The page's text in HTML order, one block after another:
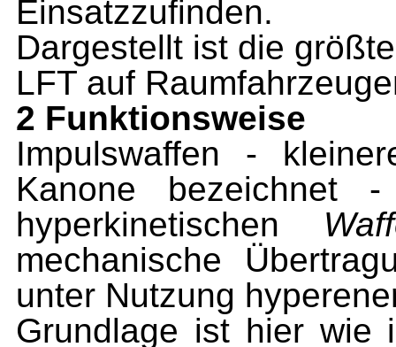
Einsatzzufinden.
Dargestellt ist die
LFT auf
2 Funktionsweise
Impulswaffen -
Kanone bezeichnet
hyperkinetischen
mechanische
unter Nutzung
Grundlage ist hier wie